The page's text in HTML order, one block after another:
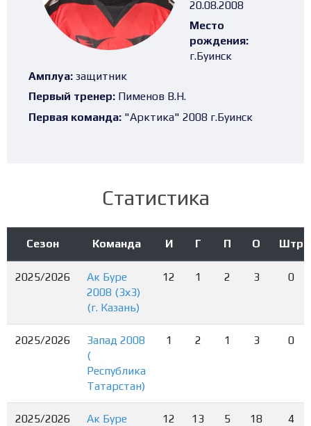
20.08.2008
Место
рождения:
г.Буинск
Амплуа: защитник
Первый тренер: Пименов В.Н.
Первая команда: "Арктика" 2008 г.Буинск
Статистика
Сезон Команда И Г П О Штр
2025/2026
Ак Буре
2008 (3х3)
(г. Казань)
12 1 2 3 0
2025/2026
Запад 2008
(
Республика
Татарстан)
1 2 1 3 0
2025/2026
Ак Буре
12 13 5 18 4